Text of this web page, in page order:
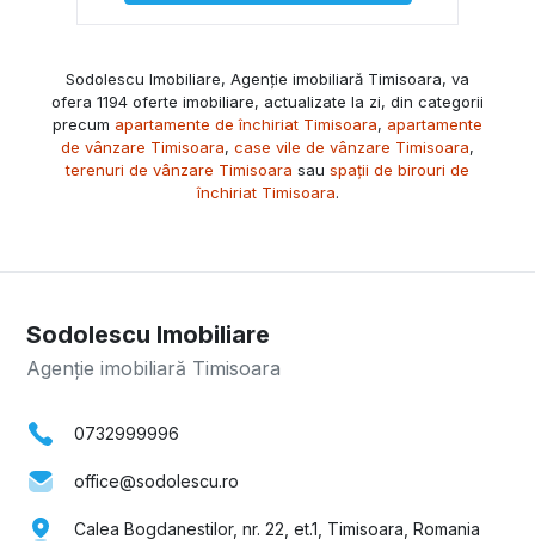
Sodolescu Imobiliare, Agenție imobiliară Timisoara, va
ofera 1194 oferte imobiliare, actualizate la zi, din categorii
precum apartamente de închiriat Timisoara, apartamente
de vânzare Timisoara, case vile de vânzare Timisoara,
terenuri de vânzare Timisoara sau spații de birouri de
închiriat Timisoara.
Sodolescu Imobiliare
Agenție imobiliară Timisoara
0732999996
office@sodolescu.ro
Calea Bogdanestilor, nr. 22, et.1, Timisoara, Romania